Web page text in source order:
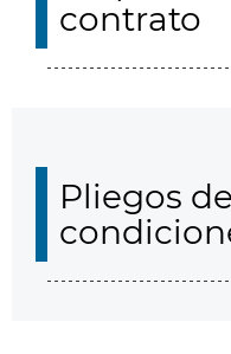
contrato
Pliegos de